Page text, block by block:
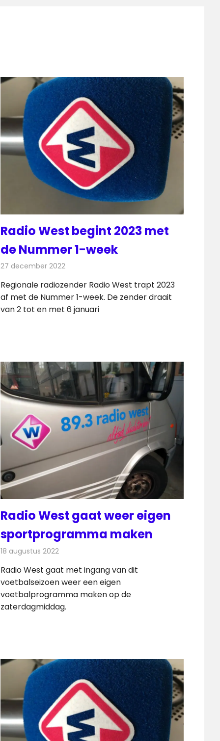
Radio West begint 2023 met
de Nummer 1-week
27 december 2022Redactie
Radionieuws
Regionale radiozender Radio West trapt 2023
af met de Nummer 1-week. De zender draait
van 2 tot en met 6 januari
Radio West gaat weer eigen
sportprogramma maken
18 augustus 2022Redactie
Radionieuws
Radio West gaat met ingang van dit
voetbalseizoen weer een eigen
voetbalprogramma maken op de
zaterdagmiddag.